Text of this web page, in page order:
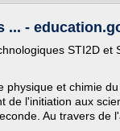
... -
STI2D et
physique et chimie
de l'initiation aux
Au travers de